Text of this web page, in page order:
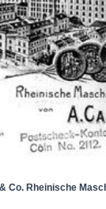
Co. Rheinische